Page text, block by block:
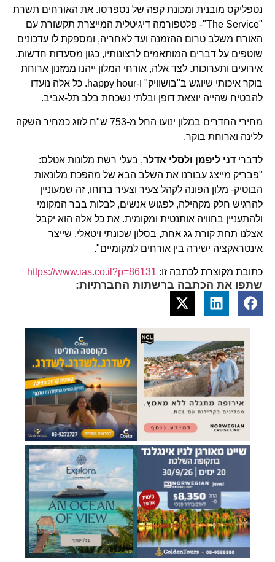
נטפליקס מובנית ומכונת קפה של נספרסו. את האורחים תשרת
"The Service"- פלטפורמה דיגיטלית המייצרת תקשורת עם
האורח משלב טרום ההזמנה ועד לאחריה, ומספקת לו עדכונים
שוטפים על דברים המותאמים לרצונותיו, כגון מסעדות חדשות,
אירועים ותערוכות. לצד אלה, אורחי המלון ייהנו ממזנון ארוחת
בוקר איכותי שיוגש ב"בושוויק" ו-happy hour. כל אלה נועדו
להבטיח שהייה יוצאת דופן ובלתי נשכחת בלב תל-אביב.
מחירי החדרים במלון ינועו החל מ-753 ש"ח לזוג כמחיר השקה
ללינה וארוחת בוקר.
לדברידני ליפמן ולסלי אדלר, בעלי רשת מלונות אטלס:
"פבריק מייצג עבורנו את השלב הבא של מהפכת מלונאות
הבוטיק- מלון הפונה לקהל צעיר וצעיר ברוחו, זה שמעוניין
להרגיש חלק מקהילה, לפגוש אנשים, לבלות בבר המקומי
ולהתעניין בחוויה אותנטית ומקומית. את כל אלה הוא יקבל
אצלנו תחת קורת גג אחת, בסלון שכונתי ויטאלי, שייצר
אינטראקציה ישירה בין אורחים למקומיים".
כתובת מקוצרת לכתבה זו: https://www.ias.co.il?p=86131
שתפו את הכתבה ברשתות החברתיות: